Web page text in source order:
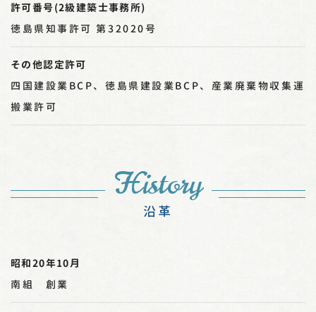
許可番号(2級建築士事務所)
徳島県知事許可 第32020号
その他認定許可
四国建設業BCP、徳島県建設業BCP、 産業廃棄物収集運
搬業許可
History
沿革
昭和20年10月
南組 創業